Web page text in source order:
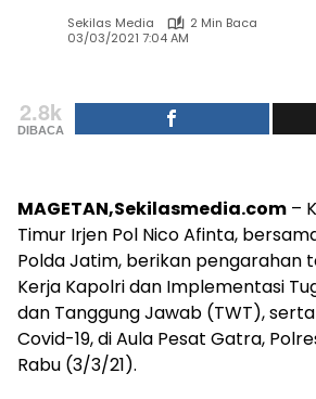
Sekilas Media
2 Min Baca
03/03/2021 7:04 AM
2.8k
DIBACA
MAGETAN,Sekilasmedia.com –
Timur Irjen Pol Nico Afinta,
Polda Jatim, berikan pengarahan
Kerja Kapolri dan Implementasi
dan Tanggung Jawab (TWT),
Covid-19, di Aula Pesat Gatra,
Rabu (3/3/21).